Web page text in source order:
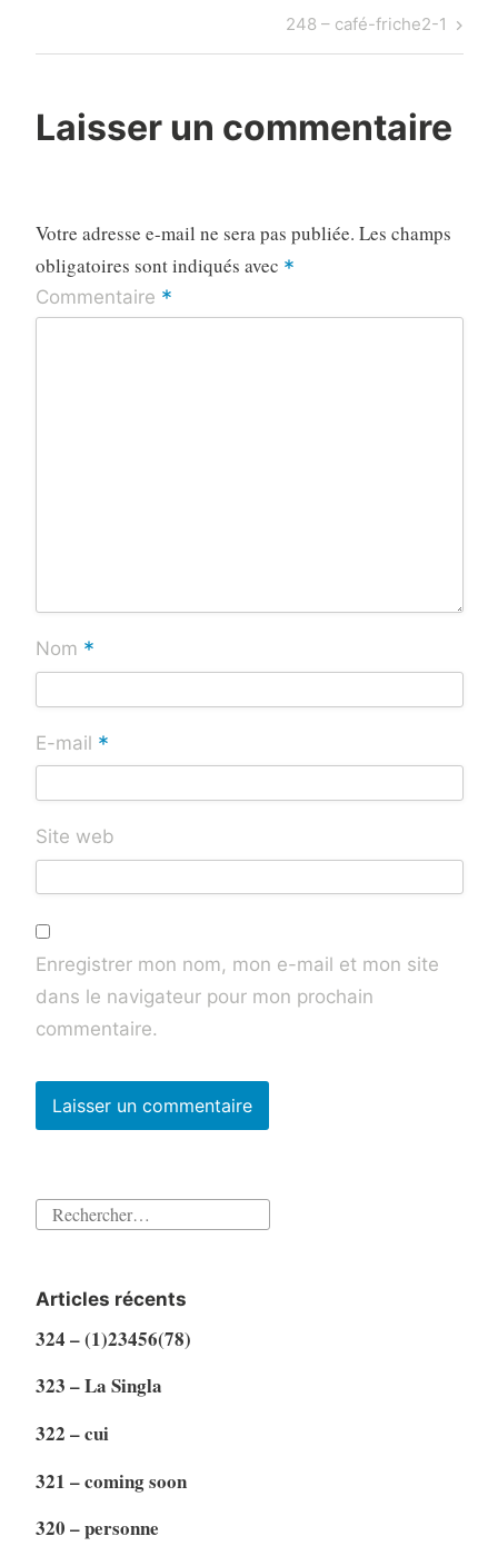
Next
Post
248 – café-friche2-1
Laisser un commentaire
Votre adresse e-mail ne sera pas publiée. Les champs
obligatoires sont indiqués avec *
Commentaire *
Nom *
E-mail *
Site web
Enregistrer mon nom, mon e-mail et mon site
dans le navigateur pour mon prochain
commentaire.
Rechercher :
Articles récents
324 – (1)23456(78)
323 – La Singla
322 – cui
321 – coming soon
320 – personne